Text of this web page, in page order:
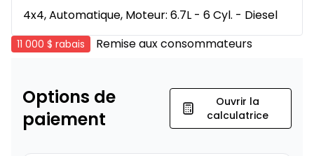
4x4, Automatique, Moteur: 6.7L - 6 Cyl. - Diesel
11 000 $ rabais Remise aux consommateurs
Options de
paiement
Ouvrir la
calculatrice